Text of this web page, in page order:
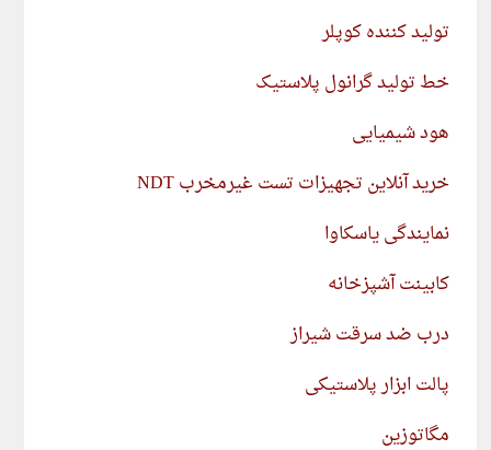
تولید کننده کوپلر
خط تولید گرانول پلاستیک
هود شیمیایی
خرید آنلاین تجهیزات تست غیرمخرب NDT
نمایندگی یاسکاوا
کابینت آشپزخانه
درب ضد سرقت شیراز
پالت ابزار پلاستیکی
مگاتوزین